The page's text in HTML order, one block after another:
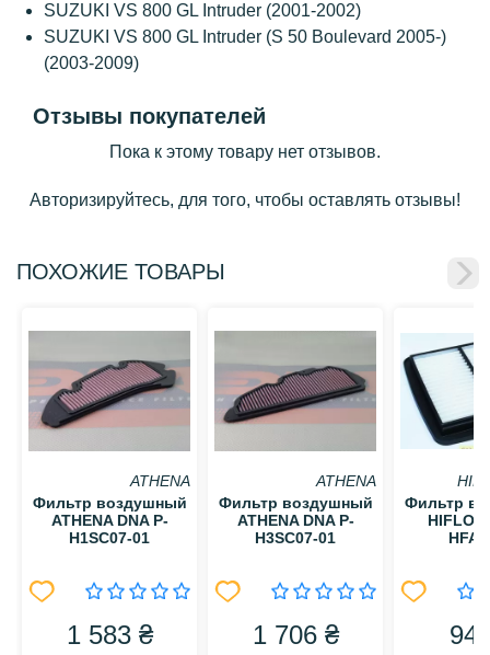
SUZUKI VS 800 GL Intruder (2001-2002)
SUZUKI VS 800 GL Intruder (S 50 Boulevard 2005-)
(2003-2009)
Отзывы покупателей
Пока к этому товару нет отзывов.
Авторизируйтесь, для того, чтобы оставлять отзывы!
ПОХОЖИЕ ТОВАРЫ
ATHENA
Фильтр воздушный
ATHENA DNA P-
H1SC07-01
1 583 ₴
ATHENA
Фильтр воздушный
ATHENA DNA P-
H3SC07-01
1 706 ₴
Фильтр
HIFLO